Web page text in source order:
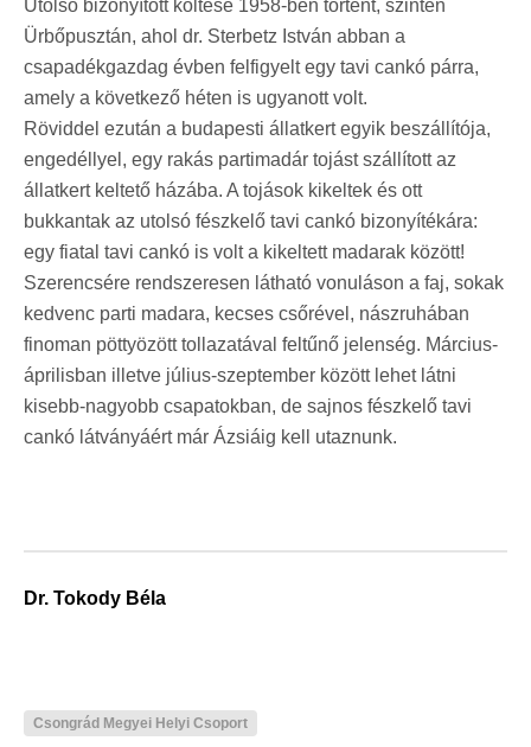
Utolsó bizonyított költése 1958-ben történt, szintén
Ürbőpusztán, ahol dr. Sterbetz István abban a
csapadékgazdag évben felfigyelt egy tavi cankó párra,
amely a következő héten is ugyanott volt.
Röviddel ezután a budapesti állatkert egyik beszállítója,
engedéllyel, egy rakás partimadár tojást szállított az
állatkert keltető házába. A tojások kikeltek és ott
bukkantak az utolsó fészkelő tavi cankó bizonyítékára:
egy fiatal tavi cankó is volt a kikeltett madarak között!
Szerencsére rendszeresen látható vonuláson a faj, sokak
kedvenc parti madara, kecses csőrével, nászruhában
finoman pöttyözött tollazatával feltűnő jelenség. Március-
áprilisban illetve július-szeptember között lehet látni
kisebb-nagyobb csapatokban, de sajnos fészkelő tavi
cankó látványáért már Ázsiáig kell utaznunk.
Dr. Tokody Béla
Csongrád Megyei Helyi Csoport